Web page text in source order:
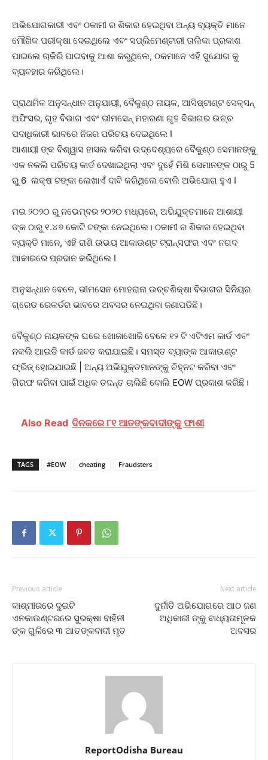
ଅଭିଯୋଗକାରୀ ଏବଂ ଠକାମୀ ର ଶିକାର ହେଇଥିବା ଅନ୍ୟ ବ୍ୟକ୍ତି ମାନେ
ମୌଖିକ ପରୀକ୍ଷା ଦେଇଥିଲେ ଏବଂ ସପ୍ଲିମେଣ୍ଟାରୀ ତାଲିକା ପ୍ରକାଶ
ପାଇଲେ ଚାକିରି ପାଇବାକୁ ଆଶା କରୁଥିଲେ, ଠକମାନେ ଏହି ସୁଯୋଗ କୁ
ବ୍ୟବହାର କରିଥିଲେ।
ପ୍ରାଥମିକ ଅନୁସନ୍ଧାନ ଅନୁଯାୟୀ, ବୈକୁଣ୍ଠ ନାୟକ, ଆସିଷ୍ଟାଣ୍ଟ ସେକ୍ସନ୍
ଅଫିସର, ଗୃହ ବିଭାଗ ଏବଂ ଭୀମସେନ୍ ମହାରଣା ଗୃହ ବିଭାଗର ଉଚ୍ଚ
ପଦାଧିକାରୀ ଭାବରେ ନିଜର ପରିଚୟ ଦେଇଥିଲେ I
ଆଶାୟୀ ଙ୍କ ବିଶ୍ୱାସ ହାସଲ କରିବା ଉଦ୍ଦେଶ୍ୟରେ ବୈକୁଣ୍ଠ ସେମାନଙ୍କୁ
ଏକ ନକଲି ପରିଚୟ କାର୍ଡ ଦେଖାଇଥିଲା ଏବଂ ଦୁହେଁ ମିଶି ସେମାନଙ୍କ ଠାରୁ 5
ରୁ 6 ଲକ୍ଷ ଟଙ୍କା ଲେଖାଏଁ ଦାବି କରିଥିଲେ ବୋଲି ଅଭିଯୋଗ ହୁଏ I
ମଇ ୨୦୨୦ ରୁ ନଭେମ୍ବର ୨୦୨୦ ମଧ୍ୟରେ, ଅଭିଯୁକ୍ତମାନେ ଆଶାୟୀ
ଙ୍କ ଠାରୁ ୧.୪୭ କୋଟି ଟଙ୍କା ନେଇଥିଲେ। ଠକାମୀ ର ଶିକାର ହେଇଥିବା
ବ୍ୟକ୍ତି ମାନେ, ଏହି ରାଶି ଉଭୟ ଆକାଉଣ୍ଟ ଟ୍ରାନ୍ସଫର ଏବଂ ନଗଦ
ଆକାରରେ ପ୍ରଦାନ କରିଥିଲେ I
ଅନୁସନ୍ଧାନ ବେଳେ, ଭୀମସେନ ମୋହରାନା ଉଚ୍ଚଶିକ୍ଷା ବିଭାଗର ସିନିୟର
ଗ୍ରେଡ ରେକର୍ଡର ଭାବରେ ଅବସର ନେଇଥିବା ଜଣାପଡିଛି।
ବୈକୁଣ୍ଠ ନାୟକଙ୍କ ଘରେ ଖୋଜାଖୋଜି ବେଳେ ୧୨ ଟି ଏଟିଏମ କାର୍ଡ ଏବଂ
ନକଲି ଆଇଡି କାର୍ଡ ଜବତ କରାଯାଇଛି। ସମସ୍ତ ବ୍ୟାଙ୍କ ଆକାଉଣ୍ଟ
ଫ୍ରିଜ୍ ହୋଇଯାଇଛି | ଅନ୍ୟ ଅଭିଯୁକ୍ତମାନଙ୍କୁ ଚିହ୍ନଟ କରିବା ଏବଂ
ଗିରଫ କରିବା ପାଇଁ ଅଧିକ ତଦନ୍ତ ଚାଲିଛି ବୋଲି EOW ପ୍ରକାଶ କରିଛି।
Also Read ଦିନକରେ ୮୧ ଆତଙ୍କବାଦୀଙ୍କୁ ଫାଶୀ
TAGS #EOW cheating Fraudsters
Previous article
କାଶ୍ମୀରରେ ଦୁଇଟି
ଏନକାଉଣ୍ଟରରେ ସୁରକ୍ଷା ବାହିନୀ
ଙ୍କ ଗୁଳିରେ ୩ ଆତଙ୍କବାଦୀ ମୃତ
Next article
ଦୁର୍ନୀତି ଅଭିଯୋଗରେ ଆଠ ଜଣ
ଅଧିକାରୀ ଙ୍କୁ ବାଧ୍ୟତାମୂଳକ
ଅବସର
ReportOdisha Bureau